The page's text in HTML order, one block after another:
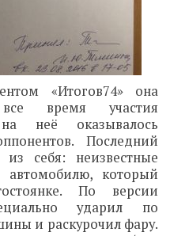
«Итогов74» она
время участия
неё оказывалось
Последний
себя: неизвестные
автомобилю, который
По версии
ударил по
и раскурочил фару.